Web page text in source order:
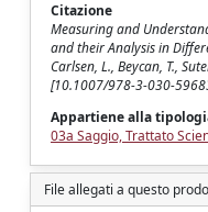
Citazione
Measuring and
and their Analysis in
Carlsen, L., Beycan, T.,
[10.1007/978-3-030-
Appartiene alla
03a Saggio, Trattato
File allegati a questo